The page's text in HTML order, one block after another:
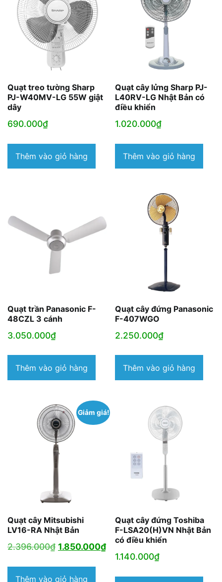
Quạt treo tường Sharp
PJ-W40MV-LG 55W giật
dây
690.000₫
Thêm vào giỏ hàng
Quạt cây lửng Sharp PJ-
L40RV-LG Nhật Bản có
điều khiển
1.020.000₫
Thêm vào giỏ hàng
Quạt trần Panasonic F-
48CZL 3 cánh
3.050.000₫
Thêm vào giỏ hàng
Quạt cây đứng Panasonic
F-407WGO
2.250.000₫
Thêm vào giỏ hàng
Giảm giá!
Quạt cây Mitsubishi
LV16-RA Nhật Bản
2.396.000₫ Giá
là:
1.850.000₫Giá
hiện
tại
Thêm vào giỏ hàng
Quạt cây đứng Toshiba
F-LSA20(H)VN Nhật Bản
có điều khiển
1.140.000₫